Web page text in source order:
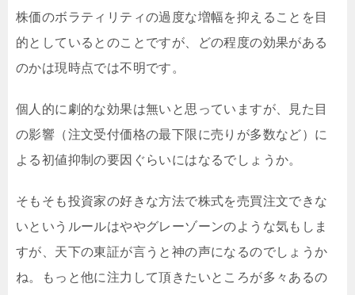
株価のボラティリティの過度な増幅を抑えることを目
的としているとのことですが、どの程度の効果がある
のかは現時点では不明です。
個人的に劇的な効果は無いと思っていますが、見た目
の影響（注文受付価格の最下限に売りが多数など）に
よる初値抑制の要因ぐらいにはなるでしょうか。
そもそも投資家の好きな方法で株式を売買注文できな
いというルールはややグレーゾーンのような気もしま
すが、天下の東証が言うと神の声になるのでしょうか
ね。もっと他に注力して頂きたいところが多々あるの